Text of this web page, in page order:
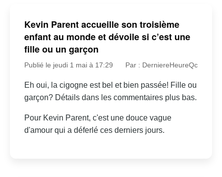
Kevin Parent accueille son troisième
enfant au monde et dévoile si c’est une
fille ou un garçon
Publié le jeudi 1 mai à 17:29 Par : DerniereHeureQc
Eh oui, la cigogne est bel et bien passée! Fille ou
garçon? Détails dans les commentaires plus bas.
Pour Kevin Parent, c'est une douce vague
d'amour qui a déferlé ces derniers jours.